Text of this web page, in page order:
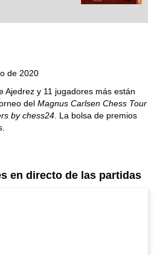
y ofrece todo
La novedad más
el módulo basado
de 2020
Ajedrez y 11 jugadores más están
del Magnus Carlsen Chess Tour
by chess24 . La bolsa de premios
en directo de las partidas